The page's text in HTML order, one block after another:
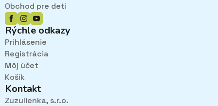
Obchod pre deti
Rýchle odkazy
Prihlásenie
Registrácia
Môj účet
Košík
Kontakt
Zuzulienka, s.r.o.